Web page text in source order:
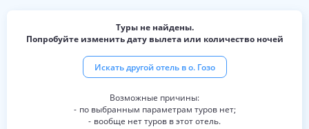
Туры не найдены.
Попробуйте изменить дату вылета или количество ночей
Искать другой отель во. Гозо
по выбранным параметрам туров нет;
вообще нет туров в этот отель.